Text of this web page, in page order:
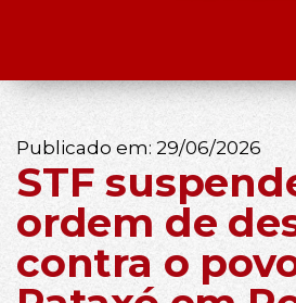
Publicado em: 29/06/2026
STF
ordem de
contra o